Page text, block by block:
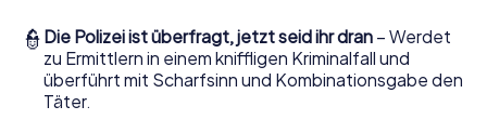
Mitmachkrimi nutzt sämtliche multimedialen Fähigkeiten
Ihres Handgeräts. Das Krimispiel in Rickmansworth holt
aber auch aus Ihnen und Ihren Mitstreitern verborgene
Talente heraus! Sie schlüpfen in spannende Rollen und
👮 Die Polizei ist überfragt, jetzt seid ihr dran – Werdet
zu Ermittlern in einem kniffligen Kriminalfall und
überführt mit Scharfsinn und Kombinationsgabe den
Täter.